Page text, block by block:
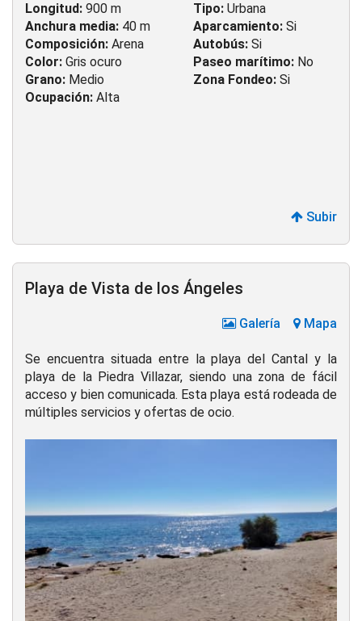
Longitud: 900 m
Anchura media: 40 m
Composición: Arena
Color: Gris ocuro
Grano: Medio
Ocupación: Alta
Tipo: Urbana
Aparcamiento: Si
Autobús: Si
Paseo marítimo: No
Zona Fondeo: Si
Subir
Playa de Vista de los Ángeles
Galería Mapa
Se encuentra situada entre la playa del Cantal y la
playa de la Piedra Villazar, siendo una zona de fácil
acceso y bien comunicada. Esta playa está rodeada de
múltiples servicios y ofertas de ocio.